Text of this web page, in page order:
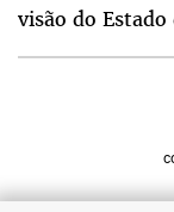
visão do